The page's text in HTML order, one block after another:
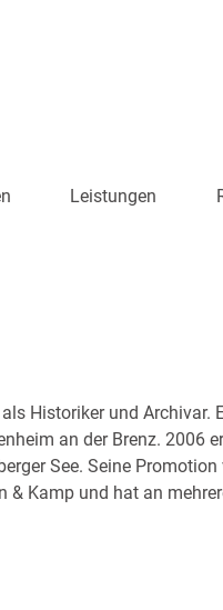
Leistungen
Historiker und Archivar.
an der Brenz. 2006
See. Seine
Kamp und hat an